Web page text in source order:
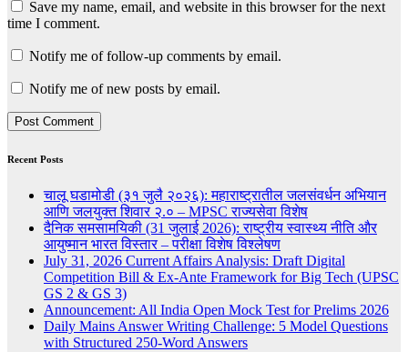
Save my name, email, and website in this browser for the next
time I comment.
Notify me of follow-up comments by email.
Notify me of new posts by email.
Recent Posts
चालू घडामोडी (३१ जुलै २०२६): महाराष्ट्रातील जलसंवर्धन अभियान
आणि जलयुक्त शिवार २.० – MPSC राज्यसेवा विशेष
दैनिक समसामयिकी (31 जुलाई 2026): राष्ट्रीय स्वास्थ्य नीति और
आयुष्मान भारत विस्तार – परीक्षा विशेष विश्लेषण
July 31, 2026 Current Affairs Analysis: Draft Digital
Competition Bill & Ex-Ante Framework for Big Tech (UPSC
GS 2 & GS 3)
Announcement: All India Open Mock Test for Prelims 2026
Daily Mains Answer Writing Challenge: 5 Model Questions
with Structured 250-Word Answers